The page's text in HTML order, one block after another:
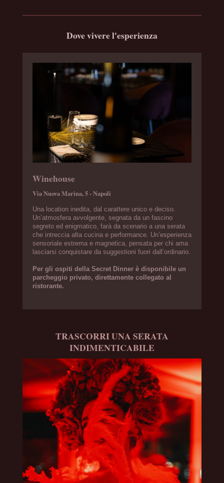
Dove vivere l'esperienza
Winehouse
Via Nuova Marina, 5 - Napoli
Una location inedita, dal carattere unico e deciso.
Un’atmosfera avvolgente, segnata da un fascino
segreto ed enigmatico, farà da scenario a una serata
che intreccia alta cucina e performance. Un’esperienza
sensoriale estrema e magnetica, pensata per chi ama
lasciarsi conquistare da suggestioni fuori dall’ordinario.
Per gli ospiti della Secret Dinner è disponibile un
parcheggio privato, direttamente collegato al
ristorante.
TRASCORRI UNA SERATA
INDIMENTICABILE